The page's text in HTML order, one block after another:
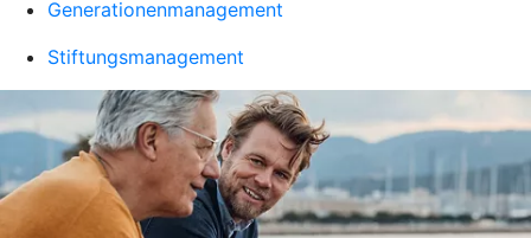
Generationenmanagement
Stiftungsmanagement